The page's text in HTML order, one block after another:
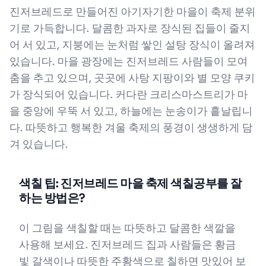
진저브레드로 만들어진 아기자기한 마을이 축제 분위
기로 가득합니다. 달콤한 과자로 장식된 집들이 줄지
어 서 있고, 지붕에는 눈처럼 쌓인 설탕 장식이 올려져
있습니다. 마을 광장에는 진저브레드 사람들이 모여
춤을 추고 있으며, 곳곳에 사탕 지팡이와 별 모양 쿠키
가 장식되어 있습니다. 커다란 크리스마스트리가 마
을 중앙에 우뚝 서 있고, 하늘에는 눈송이가 흩날립니
다. 따뜻하고 행복한 겨울 축제의 풍경이 생생하게 담
겨 있습니다.
색칠 팁: 진저브레드 마을 축제 색칠공부를 잘
하는 방법은?
이 그림을 색칠할 때는 따뜻하고 달콤한 색깔을
사용해 보세요. 진저브레드 집과 사람들은 황금
빛 갈색이나 따뜻한 주황색으로 칠하면 맛있어 보